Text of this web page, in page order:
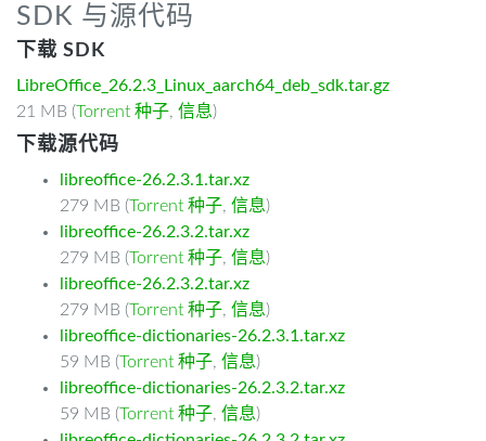
SDK 与源代码
下载 SDK
LibreOffice_26.2.3_Linux_aarch64_deb_sdk.tar.gz
21 MB (Torrent 种子, 信息)
下载源代码
libreoffice-26.2.3.1.tar.xz
279 MB (Torrent 种子, 信息)
libreoffice-26.2.3.2.tar.xz
279 MB (Torrent 种子, 信息)
libreoffice-26.2.3.2.tar.xz
279 MB (Torrent 种子, 信息)
libreoffice-dictionaries-26.2.3.1.tar.xz
59 MB (Torrent 种子, 信息)
libreoffice-dictionaries-26.2.3.2.tar.xz
59 MB (Torrent 种子, 信息)